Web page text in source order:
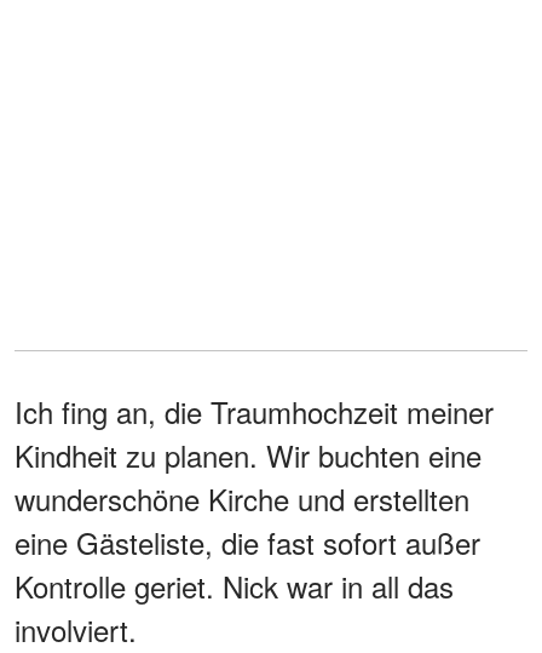
Ich fing an, die Traumhochzeit meiner
Kindheit zu planen. Wir buchten eine
wunderschöne Kirche und erstellten
eine Gästeliste, die fast sofort außer
Kontrolle geriet. Nick war in all das
involviert.